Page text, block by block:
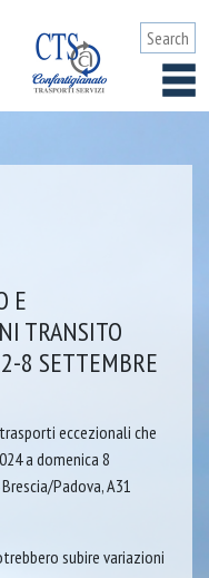
E
TRANSITO
8 SETTEMBRE
eccezionali che
a domenica 8
Padova, A31
subire variazioni